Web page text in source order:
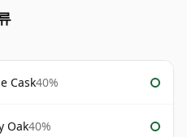
Cask40%
Oak40%